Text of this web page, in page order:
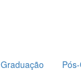
Graduação